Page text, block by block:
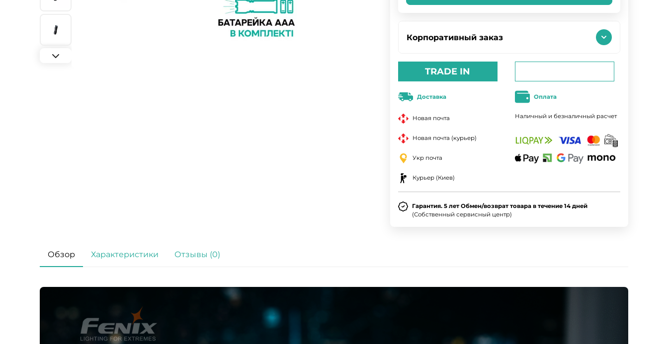
Корпоративный заказ
TRADE IN
Доставка
Новая почта
Новая почта (курьер)
Укр почта
Курьер (Киев)
Оплата
Наличный и безналичный расчет
Гарантия. 5 лет Обмен/возврат товара в течение 14 дней
(Собственный сервисный центр)
Обзор Характеристики Отзывы (0)